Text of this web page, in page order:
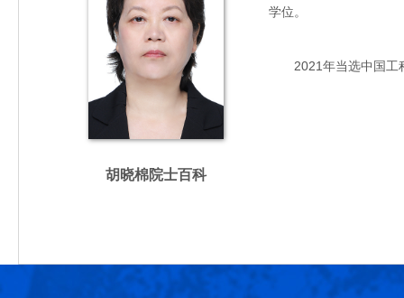
胡晓棉院士百科
学位。
2021年当选中国工